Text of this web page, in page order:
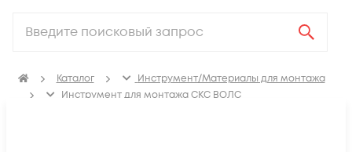
Каталог
Инструмент/Материалы для монтажа
Инструмент для монтажа СКС ВОЛС